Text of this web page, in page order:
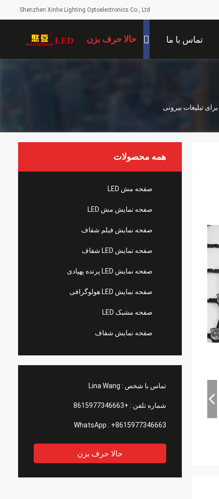
Shenzhen Xinhe Lighting Optoelectronics Co., Ltd.
تماس با ما حالا حرف بزن
همه محصولات
صفحه مش LED
صفحه نمایش مش LED
صفحه نمایش فیلم شفاف
صفحه نمایش LED شفاف
صفحه نمایش LED پرنده پهپادی
صفحه نمایش LED هولوگرافی
صفحه مشبک LED
صفحه نمایش شفاف
تماس با شخص : Lina Wang
شماره تلفن : +8615977346663
WhatsApp : +8615977346663
حالا حرف بزن